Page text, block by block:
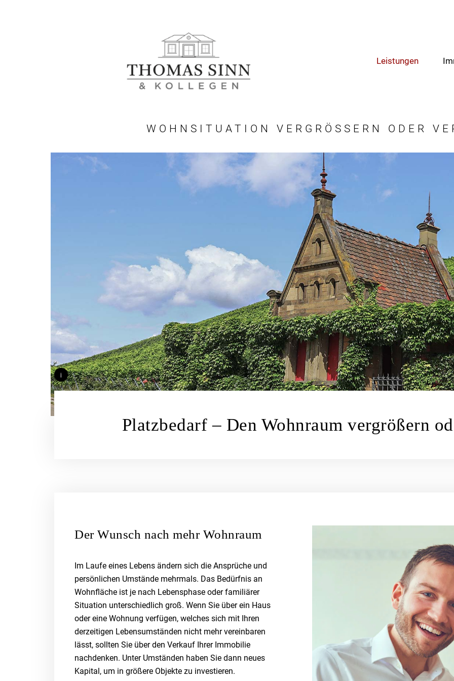
Leistungen
WOHNSITUATION VERGRÖSSERN ODER
i
Platzbedarf – Den Wohnraum vergrößern
Der Wunsch nach mehr Wohnraum
Im Laufe eines Lebens ändern sich die Ansprüche und
persönlichen Umstände mehrmals. Das Bedürfnis an
Wohnfläche ist je nach Lebensphase oder familiärer
Situation unterschiedlich groß. Wenn Sie über ein Haus
oder eine Wohnung verfügen, welches sich mit Ihren
derzeitigen Lebensumständen nicht mehr vereinbaren
lässt, sollten Sie über den Verkauf Ihrer Immobilie
nachdenken. Unter Umständen haben Sie dann neues
Kapital, um in größere Objekte zu investieren.